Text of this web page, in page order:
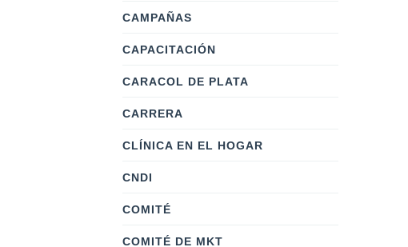
CAMPAÑAS
CAPACITACIÓN
CARACOL DE PLATA
CARRERA
CLÍNICA EN EL HOGAR
CNDI
COMITÉ
COMITÉ DE MKT